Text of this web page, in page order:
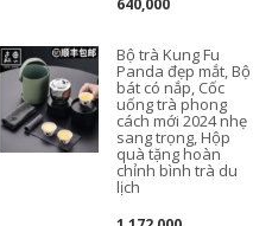
640,000
Bộ trà Kung Fu
Panda đẹp mắt, Bộ
bát có nắp, Cốc
uống trà phong
cách mới 2024 nhẹ
sang trọng, Hộp
quà tặng hoàn
chỉnh bình trà du
lịch